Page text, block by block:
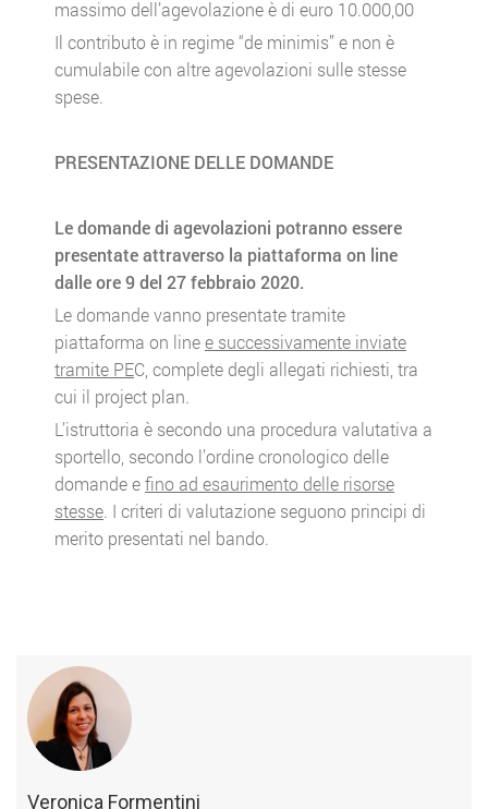
massimo dell’agevolazione è di euro 10.000,00
Il contributo è in regime “de minimis” e non è
cumulabile con altre agevolazioni sulle stesse
spese.
PRESENTAZIONE DELLE DOMANDE
Le domande di agevolazioni potranno essere
presentate attraverso la piattaforma on line
dalle ore 9 del 27 febbraio 2020.
Le domande vanno presentate tramite
piattaforma on linee successivamente inviate
tramite PEC, complete degli allegati richiesti, tra
cui il project plan.
L’istruttoria è secondo una procedura valutativa a
sportello, secondo l’ordine cronologico delle
domande efino ad esaurimento delle risorse
stesse. I criteri di valutazione seguono principi di
merito presentati nel bando.
Veronica Formentini